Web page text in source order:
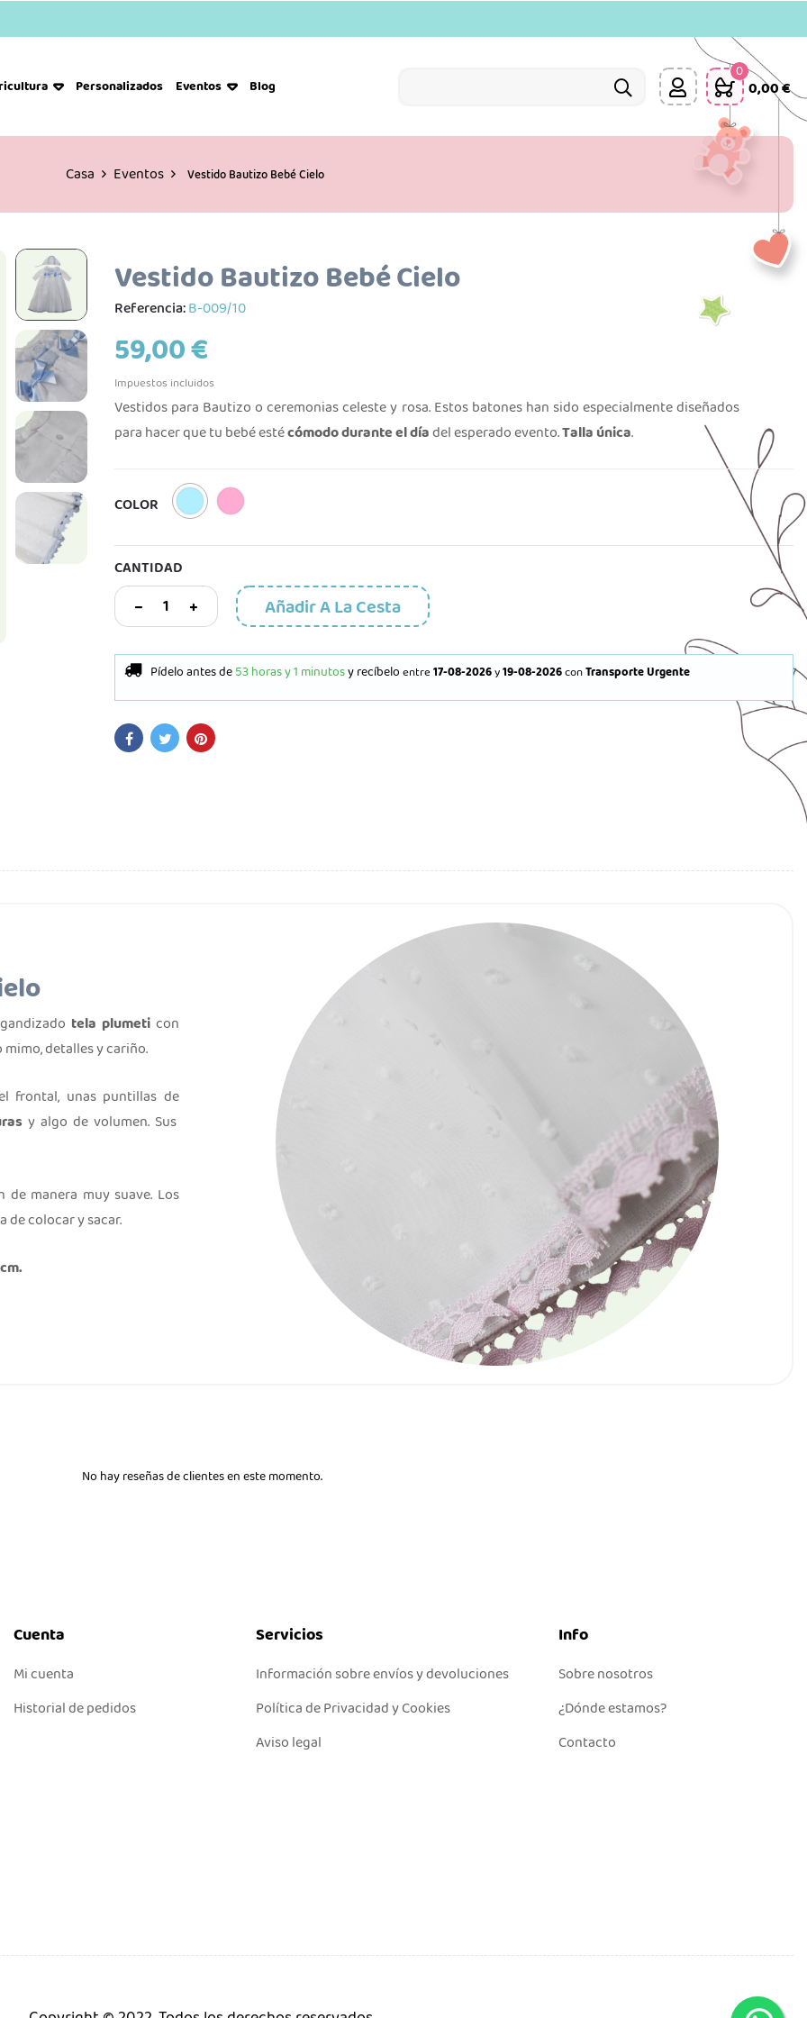
Personalizados Eventos Blog
0
0,00 €
Casa Eventos Vestido Bautizo Bebé Cielo
Vestido Bautizo Bebé Cielo
Referencia:B-009/10
59,00 €
Impuestos incluidos
Vestidos para Bautizo o ceremonias celeste y rosa. Estos batones han sido especialmente diseñados
para hacer que tu bebé estécómodo durante el díadel esperado evento.Talla única.
COLOR CelesteRosa
claro
CANTIDAD
Añadir A La Cesta
Pídelo antes de53 horas y 1 minutosy recíbeloentre17-08-2026y19-08-2026conTransporte Urgente
tela plumeticon
detalles y cariño.
frontal, unas puntillas de
y algo de volumen. Sus
manera muy suave. Los
de colocar y sacar.
No hay reseñas de clientes en este momento.
Cuenta
Mi cuenta
Historial de pedidos
Servicios
Información sobre envíos y devoluciones
Política de Privacidad y Cookies
Aviso legal
Info
Sobre nosotros
¿Dónde estamos?
Contacto